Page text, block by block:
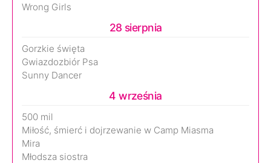
Wrong Girls
28 sierpnia
Gorzkie święta
Gwiazdozbiór Psa
Sunny Dancer
4 września
500 mil
Miłość, śmierć i dojrzewanie w Camp Miasma
Mira
Młodsza siostra